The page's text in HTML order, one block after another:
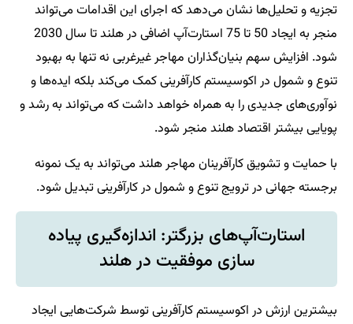
تجزیه و تحلیل‌ها نشان می‌دهد که اجرای این اقدامات می‌تواند
منجر به ایجاد 50 تا 75 استارت‌آپ اضافی در هلند تا سال 2030
شود. افزایش سهم بنیان‌گذاران مهاجر غیرغربی نه تنها به بهبود
تنوع و شمول در اکوسیستم کارآفرینی کمک می‌کند بلکه ایده‌ها و
نوآوری‌های جدیدی را به همراه خواهد داشت که می‌تواند به رشد و
پویایی بیشتر اقتصاد هلند منجر شود.
با حمایت و تشویق کارآفرینان مهاجر هلند می‌تواند به یک نمونه
برجسته جهانی در ترویج تنوع و شمول در کارآفرینی تبدیل شود.
استارت‌آپ‌های بزرگتر: اندازه‌گیری پیاده
سازی موفقیت‌ در هلند
بیشترین ارزش در اکوسیستم کارآفرینی توسط شرکت‌هایی ایجاد